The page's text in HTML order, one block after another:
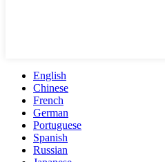
English
Chinese
French
German
Portuguese
Spanish
Russian